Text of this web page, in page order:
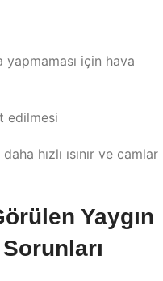
yapmaması için hava
edilmesi
hızlı ısınır ve camlar
Yaygın